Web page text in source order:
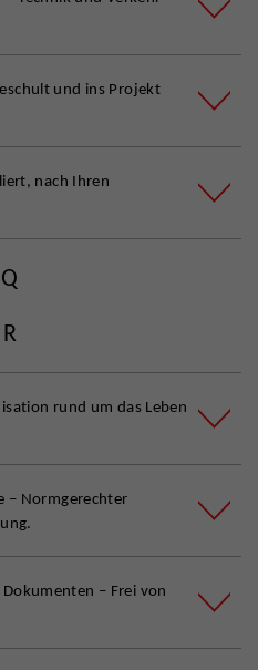
und ins Projekt
nach Ihren
Q
R
rund um das Leben
– Normgerechter
– Frei von